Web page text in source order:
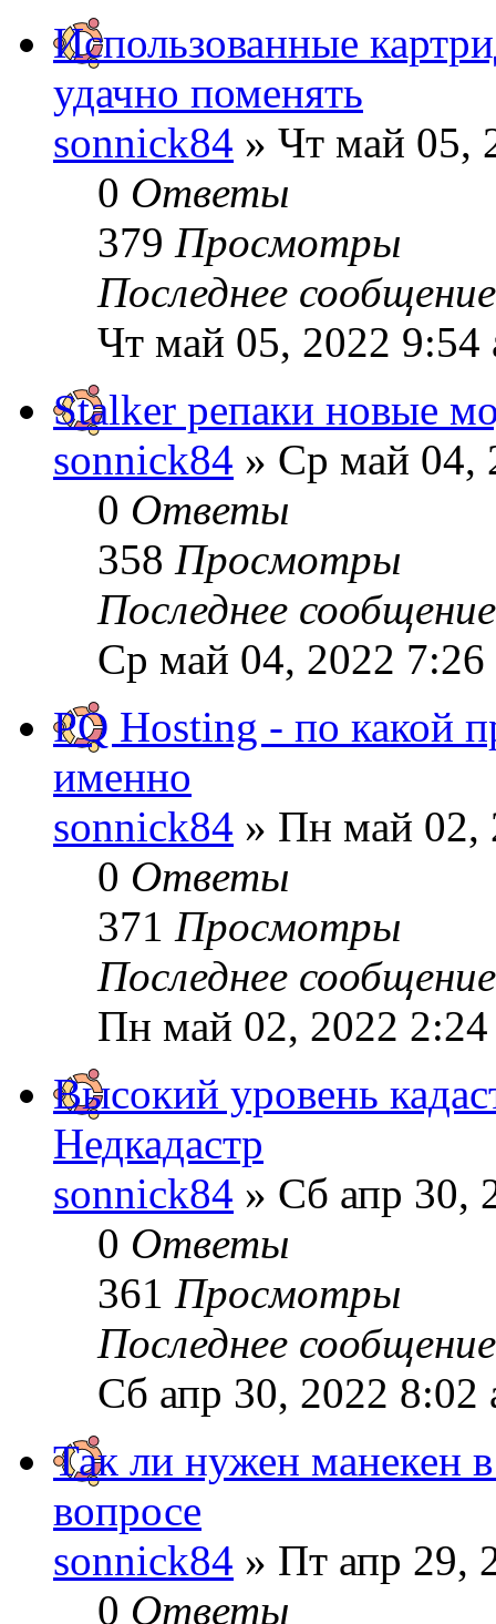
Использованные
удачно поменять
sonnick84 » Чт май 05,
0 Ответы
379 Просмотры
Последнее
Чт май 05, 2022 9:54
Stalker репаки новые
sonnick84 » Ср май 04,
0 Ответы
358 Просмотры
Последнее
Ср май 04, 2022 7:26
PQ Hosting - по какой
именно
sonnick84 » Пн май 02,
0 Ответы
371 Просмотры
Последнее
Пн май 02, 2022
Высокий уровень
Недкадастр
sonnick84 » Сб апр 30,
0 Ответы
361 Просмотры
Последнее
Сб апр 30, 2022 8:02
Так ли нужен манекен
вопросе
sonnick84 » Пт апр 29,
0 Ответы